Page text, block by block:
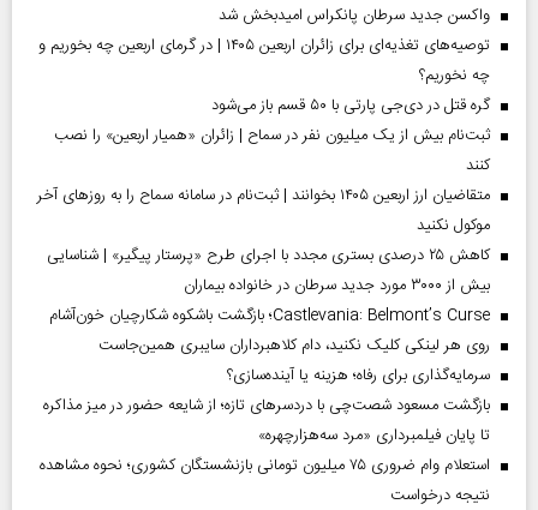
واکسن جدید سرطان پانکراس امیدبخش شد
توصیه‌های تغذیه‌ای برای زائران اربعین ۱۴۰۵ | در گرمای اربعین چه بخوریم و
چه نخوریم؟
گره قتل در دی‌جی پارتی با ۵۰ قسم باز می‌شود
ثبت‌نام بیش از یک میلیون نفر در سماح | زائران «همیار اربعین» را نصب
کنند
متقاضیان ارز اربعین ۱۴۰۵ بخوانند | ثبت‌نام در سامانه سماح را به روز‌های آخر
موکول نکنید
کاهش ۲۵ درصدی بستری مجدد با اجرای طرح «پرستار پیگیر» | شناسایی
بیش از ۳۰۰۰ مورد جدید سرطان در خانواده بیماران
Castlevania: Belmont’s Curse؛ بازگشت باشکوه شکارچیان خون‌آشام
روی هر لینکی کلیک نکنید، دام کلاهبرداران سایبری همین‌جاست
سرمایه‌گذاری برای رفاه؛ هزینه یا آینده‌سازی؟
بازگشت مسعود شصت‌چی با دردسر‌های تازه؛ از شایعه حضور در میز مذاکره
تا پایان فیلمبرداری «مرد سه‌هزارچهره»
استعلام وام ضروری ۷۵ میلیون تومانی بازنشستگان کشوری؛ نحوه مشاهده
نتیجه درخواست